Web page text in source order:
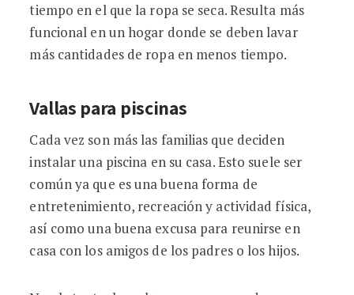
tiempo en el que la ropa se seca. Resulta más
funcional en un hogar donde se deben lavar
más cantidades de ropa en menos tiempo.
Vallas para piscinas
Cada vez son más las familias que deciden
instalar una piscina en su casa. Esto suele ser
común ya que es una buena forma de
entretenimiento, recreación y actividad física,
así como una buena excusa para reunirse en
casa con los amigos de los padres o los hijos.